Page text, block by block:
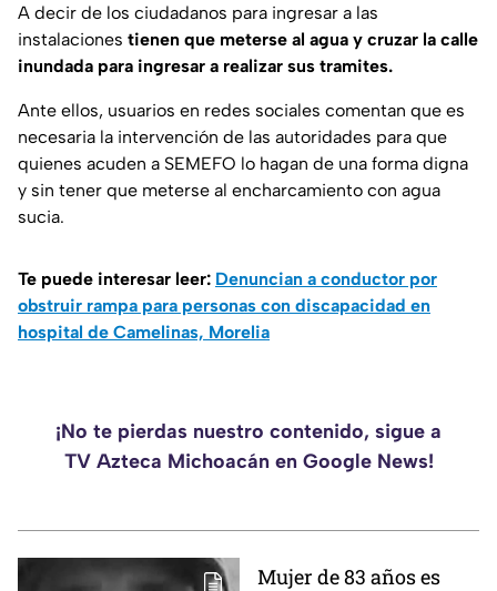
A decir de los ciudadanos para ingresar a las
instalaciones tienen que meterse al agua y cruzar la calle
inundada para ingresar a realizar sus tramites.
Ante ellos, usuarios en redes sociales comentan que es
necesaria la intervención de las autoridades para que
quienes acuden a SEMEFO lo hagan de una forma digna
y sin tener que meterse al encharcamiento con agua
sucia.
Te puede interesar leer: Denuncian a conductor por
obstruir rampa para personas con discapacidad en
hospital de Camelinas, Morelia
¡No te pierdas nuestro contenido, sigue a
TV Azteca Michoacán en Google News!
Mujer de 83 años es